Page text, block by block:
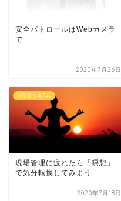
安全パトロールはWebカメラ
で
2020年7月26日
お役立ちコラム
現場管理に疲れたら「瞑想」
で気分転換してみよう
2020年7月18日